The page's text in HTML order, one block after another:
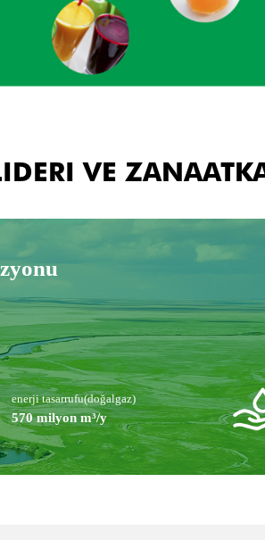
VE
enerji tasarrufu(doğalgaz)
570 milyon m³/y